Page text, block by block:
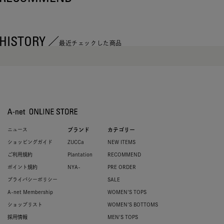
最近チェックした商品
ニュース
ショッピングガイド
ご利用規約
ポイント規約
プライバシーポリシー
A-net Membership
ショップリスト
採用情報
ブランド
ZUCCa
Plantation
NYA-
カテゴリー
NEW ITEMS
RECOMMEND
PRE ORDER
SALE
WOMEN'S TOPS
WOMEN'S BOTTOMS
MEN'S TOPS